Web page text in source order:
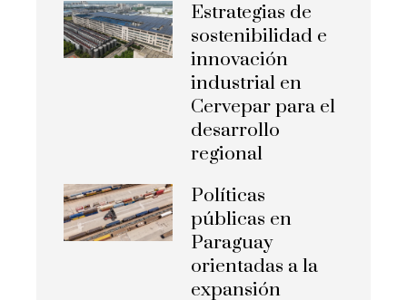
Estrategias de
sostenibilidad e
innovación
industrial en
Cervepar para el
desarrollo
regional
Políticas
públicas en
Paraguay
orientadas a la
expansión